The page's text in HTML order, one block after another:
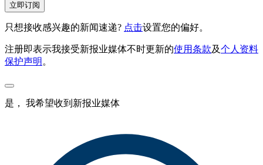
立即订阅
只想接收感兴趣的新闻速递? 点击设置您的偏好。
注册即表示我接受新报业媒体不时更新的使用条款及个人资料
保护声明 。
是， 我希望收到新报业媒体